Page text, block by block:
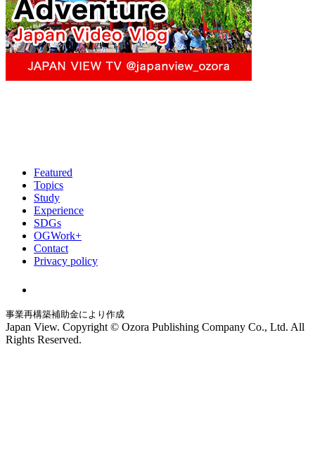
Featured
Topics
Study
Experience
SDGs
OGWork+
Contact
Privacy policy
事業再構築補助金により作成
Japan View. Copyright © Ozora Publishing Company Co., Ltd. All
Rights Reserved.